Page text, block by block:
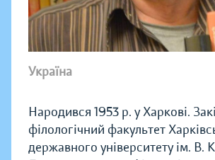
Україна
Народився 1953 р. у Харкові.
філологічний факультет
державного університету ім. В.